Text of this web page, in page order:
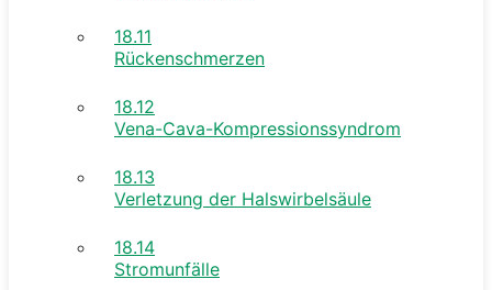
18.11
Rückenschmerzen
18.12
Vena-Cava-Kompressionssyndrom
18.13
Verletzung der Halswirbelsäule
18.14
Stromunfälle